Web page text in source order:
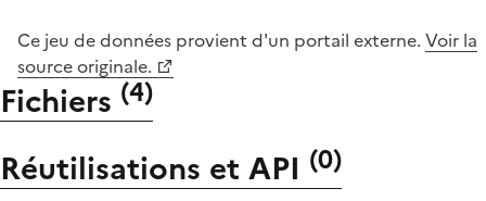
Ce jeu de données provient d'un portail externe. Voir la
source originale.
Fichiers (4)
Réutilisations et API (0)